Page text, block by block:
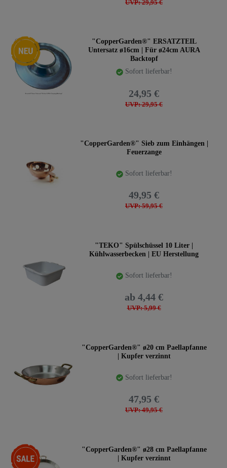
UVP: 29,95 €
Neuheit
"CopperGarden®" ERSATZTEIL
Untersatz ø16cm | Für ø24cm AURA
Backtopf
Sofort lieferbar!
UVP: 29,95 €
24,95 €
"CopperGarden®" Sieb zum Einhängen |
Feuerzange
Sofort lieferbar!
UVP: 59,95 €
49,95 €
"TEKO" Spülschüssel 10 Liter |
Kühlwasserbecken | EU Herstellung
Sofort lieferbar!
UVP: 5,99 €
ab 4,44 €
"CopperGarden®" ø20 cm Paellapfanne
| Kupfer verzinnt
Sofort lieferbar!
UVP: 49,95 €
47,95 €
-18%
"CopperGarden®" ø28 cm Paellapfanne
| Kupfer verzinnt